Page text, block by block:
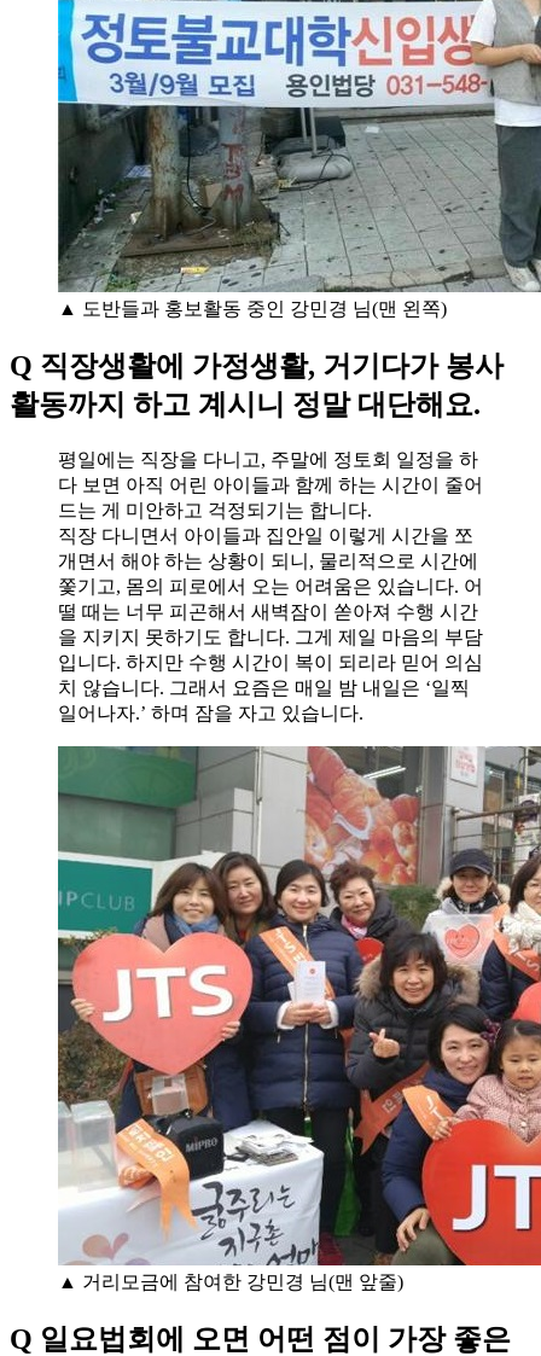
▲ 도반들과 홍보활동 중인 강민경 님(맨 왼쪽)
Q 직장생활에 가정생활, 거기다가 봉사
활동까지 하고 계시니 정말 대단해요.
평일에는 직장을 다니고, 주말에 정토회 일정을 하
다 보면 아직 어린 아이들과 함께 하는 시간이 줄어
드는 게 미안하고 걱정되기는 합니다.
직장 다니면서 아이들과 집안일 이렇게 시간을 쪼
개면서 해야 하는 상황이 되니, 물리적으로 시간에
쫓기고, 몸의 피로에서 오는 어려움은 있습니다. 어
떨 때는 너무 피곤해서 새벽잠이 쏟아져 수행 시간
을 지키지 못하기도 합니다. 그게 제일 마음의 부담
입니다. 하지만 수행 시간이 복이 되리라 믿어 의심
치 않습니다. 그래서 요즘은 매일 밤 내일은 ‘일찍
일어나자.’ 하며 잠을 자고 있습니다.
▲ 거리모금에 참여한 강민경 님(맨 앞줄)
Q 일요법회에 오면 어떤 점이 가장 좋은